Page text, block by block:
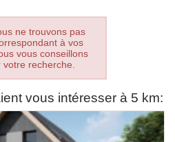
ne trouvons pas
à vos
vous conseillons
recherche.
vous intéresser à 5 km: